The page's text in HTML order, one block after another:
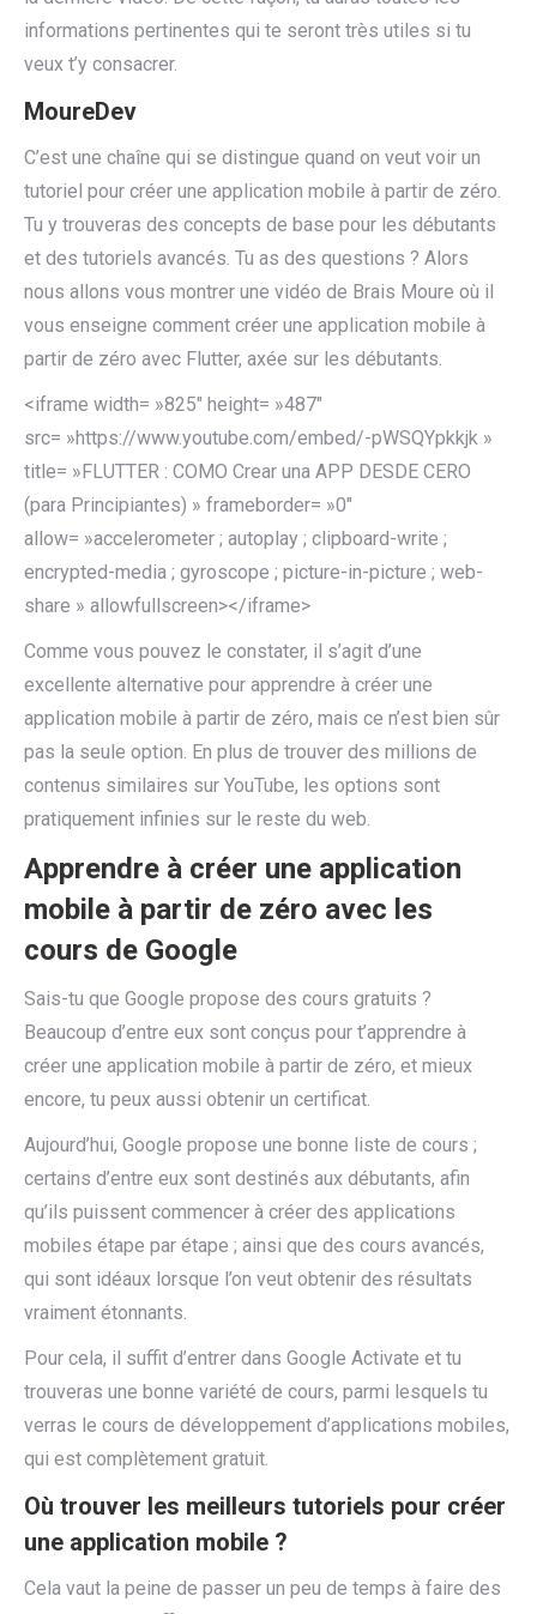
informations pertinentes qui te seront très utiles si tu
veux t’y consacrer.
MoureDev
C’est une chaîne qui se distingue quand on veut voir un
tutoriel pour créer une application mobile à partir de zéro.
Tu y trouveras des concepts de base pour les débutants
et des tutoriels avancés. Tu as des questions ? Alors
nous allons vous montrer une vidéo de Brais Moure où il
vous enseigne comment créer une application mobile à
partir de zéro avec Flutter, axée sur les débutants.
<iframe width= »825″ height= »487″
src= »https://www.youtube.com/embed/-pWSQYpkkjk »
title= »FLUTTER : COMO Crear una APP DESDE CERO
(para Principiantes) » frameborder= »0″
allow= »accelerometer ; autoplay ; clipboard-write ;
encrypted-media ; gyroscope ; picture-in-picture ; web-
share » allowfullscreen></iframe>
Comme vous pouvez le constater, il s’agit d’une
excellente alternative pour apprendre à créer une
application mobile à partir de zéro, mais ce n’est bien sûr
pas la seule option. En plus de trouver des millions de
contenus similaires sur YouTube, les options sont
pratiquement infinies sur le reste du web.
Apprendre à créer une application
mobile à partir de zéro avec les
cours de Google
Sais-tu que Google propose des cours gratuits ?
Beaucoup d’entre eux sont conçus pour t’apprendre à
créer une application mobile à partir de zéro, et mieux
encore, tu peux aussi obtenir un certificat.
Aujourd’hui, Google propose une bonne liste de cours ;
certains d’entre eux sont destinés aux débutants, afin
qu’ils puissent commencer à créer des applications
mobiles étape par étape ; ainsi que des cours avancés,
qui sont idéaux lorsque l’on veut obtenir des résultats
vraiment étonnants.
Pour cela, il suffit d’entrer dans Google Activate et tu
trouveras une bonne variété de cours, parmi lesquels tu
verras le cours de développement d’applications mobiles,
qui est complètement gratuit.
Où trouver les meilleurs tutoriels pour créer
une application mobile ?
Cela vaut la peine de passer un peu de temps à faire des